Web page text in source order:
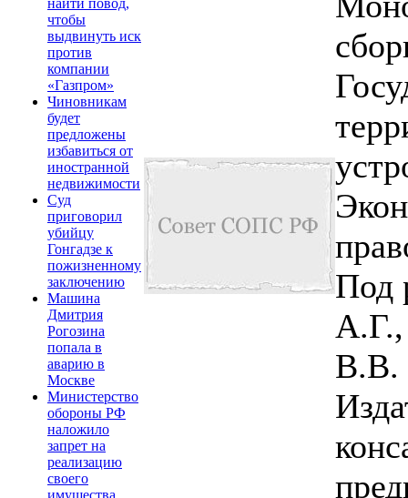
найти повод,
чтобы
выдвинуть иск
против
компании
«Газпром»
Чиновникам
будет
предложены
избавиться от
иностранной
недвижимости
Суд
приговорил
убийцу
Гонгадзе к
пожизненному
заключению
Машина
Дмитрия
Рогозина
попала в
аварию в
Москве
Министерство
обороны РФ
наложило
запрет на
реализацию
своего
Под
А.Г.,